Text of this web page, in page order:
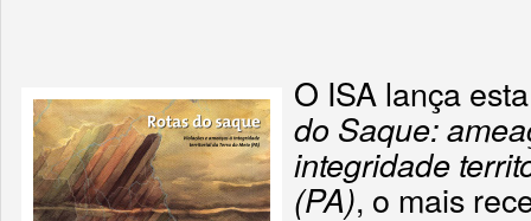
O ISA lança
do Saque:
integridade
(PA), o mais